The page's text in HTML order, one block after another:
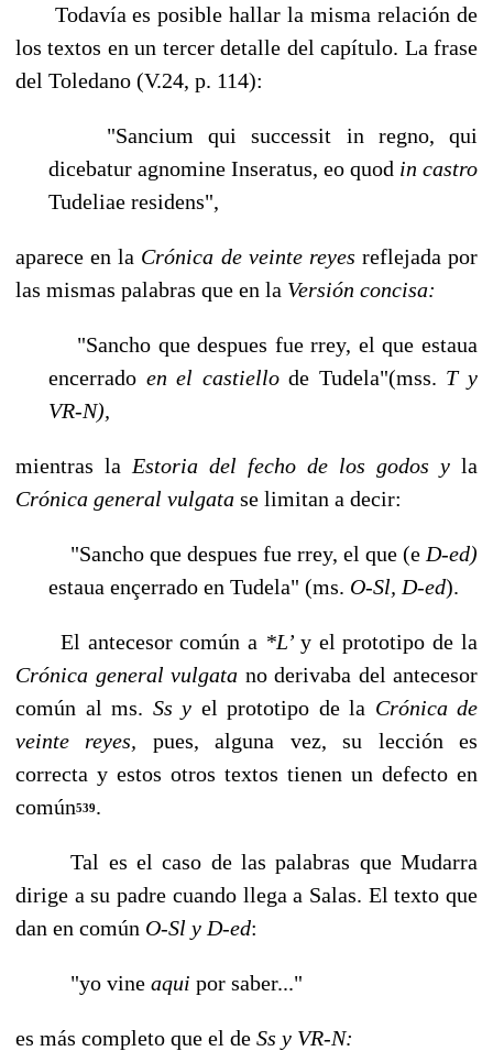
Todavía es posible hallar la misma relación de
los textos en un tercer detalle del ca­pítulo. La frase
del Toledano (V.24, p. 114):
"Sancium qui successit in regno, qui
dicebatur agnomine Inseratus, eo quod in castro
Tudeliae residens",
aparece en la Crónica de veinte reyes reflejada por
las mismas palabras que en la Ver­sión concisa:
"Sancho que despues fue rrey, el que estaua
encerrado en el castiellode Tudela"(mss. T y
VR-N),
mientras la Estoria del fecho de los godos y la
Crónica general vulgata se limitan a decir:
"Sancho que despues fue rrey, el que (e D-ed)
estaua ençerrado en Tudela" (ms. O-Sl, D-ed).
El antecesor común a *L’ y el prototipo de la
Crónica general vulgata no derivaba del antecesor
común al ms. Ss y el prototipo de la Crónica de
veinte reyes, pues, algu­na vez, su lección es
correcta y estos otros textos tienen un defecto en
común539.
Tal es el caso de las palabras que Mudarra
dirige a su padre cuando llega a Salas. El texto que
dan en común O-Sl y D-ed:
"yo vine aqui por saber..."
es más completo que el de Ss y VR-N: